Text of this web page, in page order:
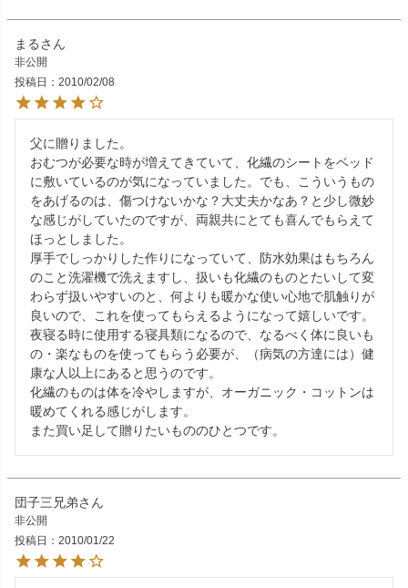
まる
非公開
投稿日
2010/02/08
父に贈りました。
おむつが必要な時が増えてきていて、化繊のシートをベッド
に敷いているのが気になっていました。でも、こういうもの
をあげるのは、傷つけないかな？大丈夫かなあ？と少し微妙
な感じがしていたのですが、両親共にとても喜んでもらえて
ほっとしました。
厚手でしっかりした作りになっていて、防水効果はもちろん
のこと洗濯機で洗えますし、扱いも化繊のものとたいして変
わらず扱いやすいのと、何よりも暖かな使い心地で肌触りが
良いので、これを使ってもらえるようになって嬉しいです。
夜寝る時に使用する寝具類になるので、なるべく体に良いも
の・楽なものを使ってもらう必要が、（病気の方達には）健
康な人以上にあると思うのです。
化繊のものは体を冷やしますが、オーガニック・コットンは
暖めてくれる感じがします。
団子三兄弟
非公開
投稿日
2010/01/22